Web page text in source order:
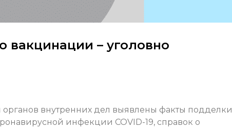
вакцинации – уголовно
внутренних дел выявлены факты подделки
инфекции COVID-19, справок о